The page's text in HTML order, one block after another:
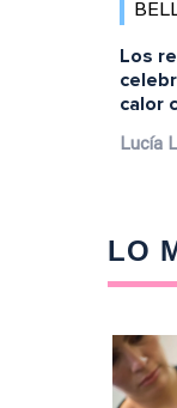
Los
calor
Lucía
LO